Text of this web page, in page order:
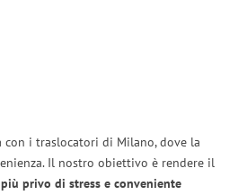
con i traslocatori di Milano, dove la
Il nostro obiettivo è rendere il
privo di stress e conveniente